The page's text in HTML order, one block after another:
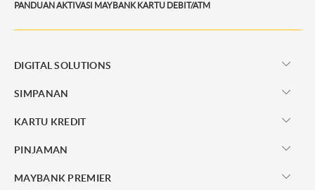
PANDUAN AKTIVASI MAYBANK KARTU DEBIT/ATM
DIGITAL SOLUTIONS
SIMPANAN
KARTU KREDIT
PINJAMAN
MAYBANK PREMIER